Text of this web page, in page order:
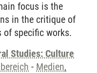
focus is the
in the critique of
of specific works.
Studies: Culture
- Medien,